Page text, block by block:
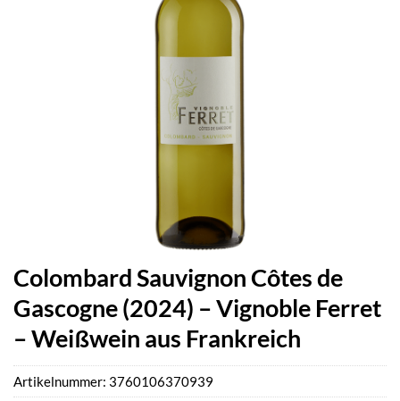
Colombard Sauvignon Côtes de
Gascogne (2024) – Vignoble Ferret
– Weißwein aus Frankreich
Artikelnummer: 3760106370939